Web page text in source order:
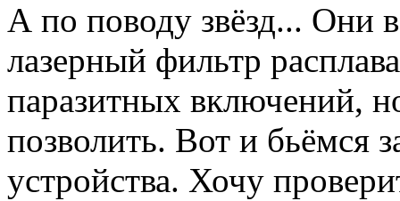
А по поводу звёзд... Они
лазерный фильтр
паразитных включений,
позволить. Вот и бьёмся
устройства. Хочу